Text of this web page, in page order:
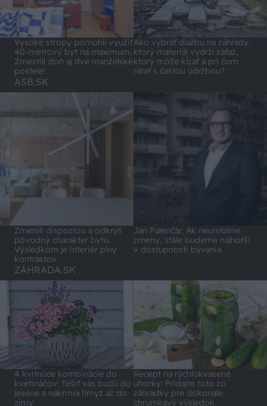
Vysoké stropy pomohli využiť
40-metrový byt na maximum.
Zmestili doň aj dve manželské
postele!
Ako vybrať dlažbu na záhrady:
ktorý materiál vydrží záťaž,
ktorý môže kĺzať a pri čom
rátať s častou údržbou?
ASB.SK
Zmenili dispozíciu a odkryli
pôvodný charakter bytu.
Výsledkom je interiér plný
kontrastov
Ján Palenčár: Ak neurobíme
zmeny, stále budeme najhorší
v dostupnosti bývania
ZÁHRADA.SK
4 kvitnúce kombinácie do
kvetináčov: Tešiť vás budú do
jesene a nakŕmia hmyz až do
zimy
Recept na rýchlokvasené
uhorky: Pridajte toto zo
záhradky pre dokonale
chrumkavý výsledok